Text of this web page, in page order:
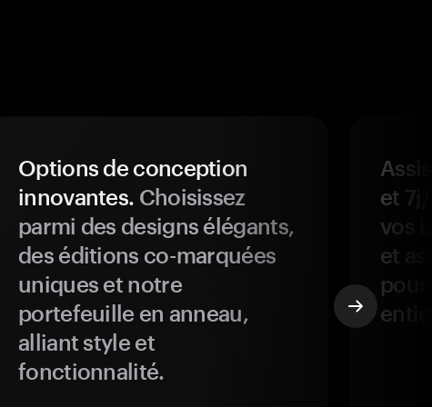
Options de conception
innovantes. Choisissez
parmi des designs élégants,
des éditions co-marquées
uniques et notre
portefeuille en anneau,
alliant style et
fonctionnalité.
et
vos
et